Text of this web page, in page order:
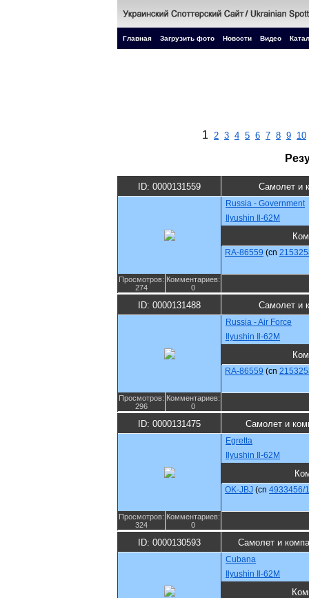
Главная Загрузить фото Новости Видео
1 2 3 4 5 6 7 8 9 10
ID: 0000131559 Самолет и
Russia - Government
Ilyushin Il-62M
RA-86559 (cn
Просмотров:
274
Комментариев:
0
ID: 0000131488 Самолет и
Russia - Air Force
Ilyushin Il-62M
RA-86559 (cn
Просмотров:
296
Комментариев:
0
ID: 0000131475 Самолет и
Egretta
Ilyushin Il-62M
OK-JBJ (cn 4933456/
Просмотров:
324
Комментариев:
0
ID: 0000130593 Самолет и
Cubana
Ilyushin Il-62M